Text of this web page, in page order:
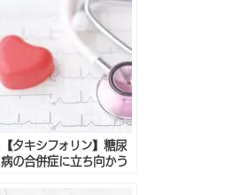
【タキシフォリン】糖尿
病の合併症に立ち向かう